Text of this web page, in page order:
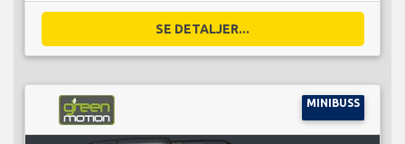
SE DETALJER...
MINIBUSS